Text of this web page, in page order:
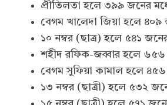
প্রীতিলতা হলে ৩৯৯ জনের
বেগম খালেদা জিয়া হলে ৪০৯
১০ নম্বর (ছাত্র) হলে ৫৪১
শহীদ রফিক-জব্বার হলে ৬৫৬
বেগম সুফিয়া কামাল হলে
১৩ নম্বর (ছাত্রী) হলে ৫৩২